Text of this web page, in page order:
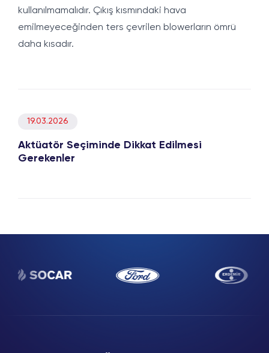
kullanılmamalıdır. Çıkış kısmındaki hava
emilmeyeceğinden ters çevrilen blowerların ömrü
daha kısadır.
19.03.2026
Aktüatör Seçiminde Dikkat Edilmesi
Gerekenler